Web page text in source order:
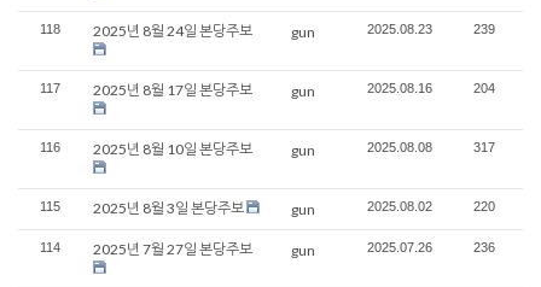
118 2025년 8월 24일 본당주보 gun 2025.08.23 239
117 2025년 8월 17일 본당주보 gun 2025.08.16 204
116 2025년 8월 10일 본당주보 gun 2025.08.08 317
115 2025년 8월 3일 본당주보 gun 2025.08.02 220
114 2025년 7월 27일 본당주보 gun 2025.07.26 236